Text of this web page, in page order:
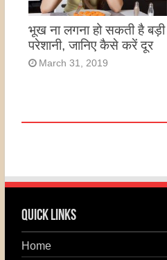
भूख ना लगना हो सकती है बड़ी
परेशानी, जानिए कैसे करें दूर
March 31, 2019
Quick Links
Home